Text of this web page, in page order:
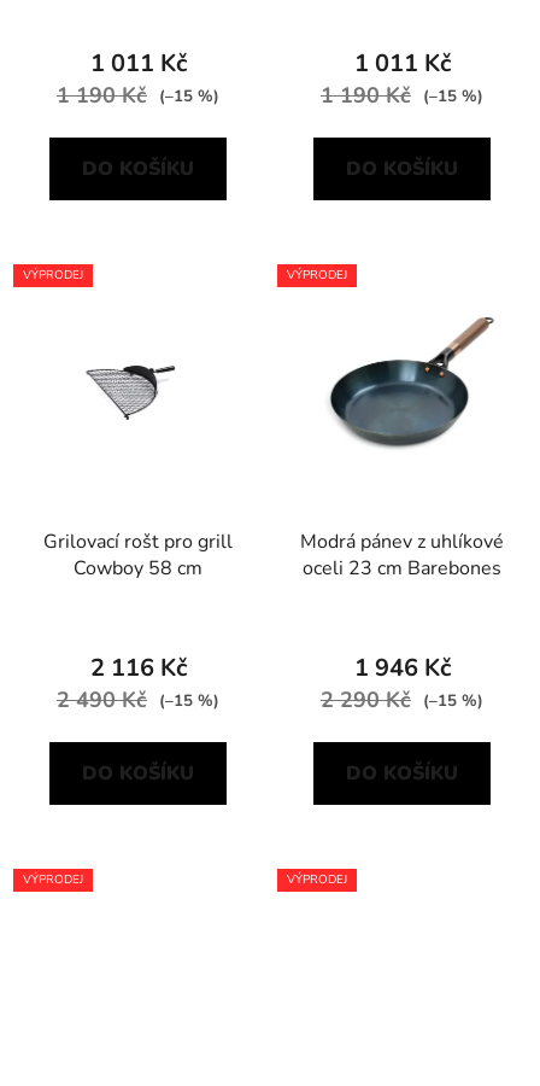
1 011 Kč
1 190 Kč (–15 %)
DO KOŠÍKU
1 011 Kč
1 190 Kč (–15 %)
DO KOŠÍKU
VÝPRODEJ
Grilovací rošt pro grill
Cowboy 58 cm
2 116 Kč
2 490 Kč (–15 %)
DO KOŠÍKU
VÝPRODEJ
Modrá pánev z uhlíkové
oceli 23 cm Barebones
1 946 Kč
2 290 Kč (–15 %)
DO KOŠÍKU
VÝPRODEJ VÝPRODEJ